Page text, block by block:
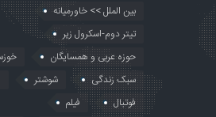
بین الملل >> خاورمیانه
تیتر دوم-اسکرول زیر
حوزه عربی و همسایگان
سبک زندگی
شوشتر
فوتبال
فیلم